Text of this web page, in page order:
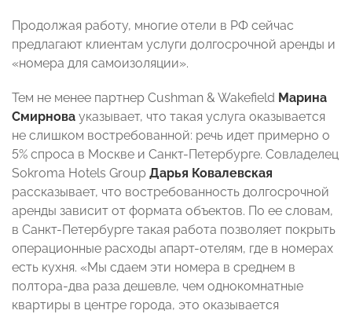
Продолжая работу, многие отели в РФ сейчас
предлагают клиентам услуги долгосрочной аренды и
«номера для самоизоляции».
Тем не менее партнер Cushman & Wakefield Марина
Смирнова указывает, что такая услуга оказывается
не слишком востребованной: речь идет примерно о
5% спроса в Москве и Санкт-Петербурге. Совладелец
Sokroma Hotels Group Дарья Ковалевская
рассказывает, что востребованность долгосрочной
аренды зависит от формата объектов. По ее словам,
в Санкт-Петербурге такая работа позволяет покрыть
операционные расходы апарт-отелям, где в номерах
есть кухня. «Мы сдаем эти номера в среднем в
полтора-два раза дешевле, чем однокомнатные
квартиры в центре города, это оказывается